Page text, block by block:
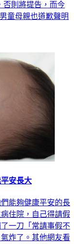
否則將提告，而今
童母親也道歉聲明
安長大
能夠健康平安的長
住院，自己得請假
一刀「常請事假不
炸了。其他網友看